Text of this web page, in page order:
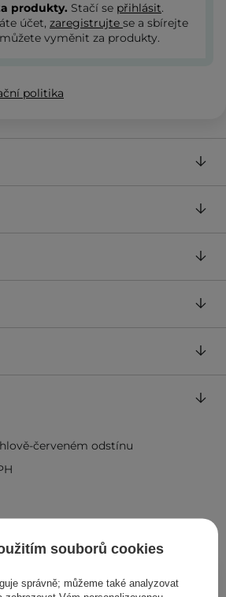
produkty. Stačí se přihlásit.
účet, zaregistrujte se a sbírejte
vyměnit za produkty.
politika
červeném odstínu
souborů cookies
správně; můžeme také analyzovat